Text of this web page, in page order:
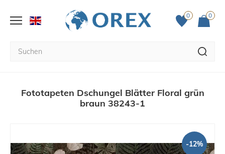
0 0
Fototapeten Dschungel Blätter Floral grün
braun 38243-1
-12%